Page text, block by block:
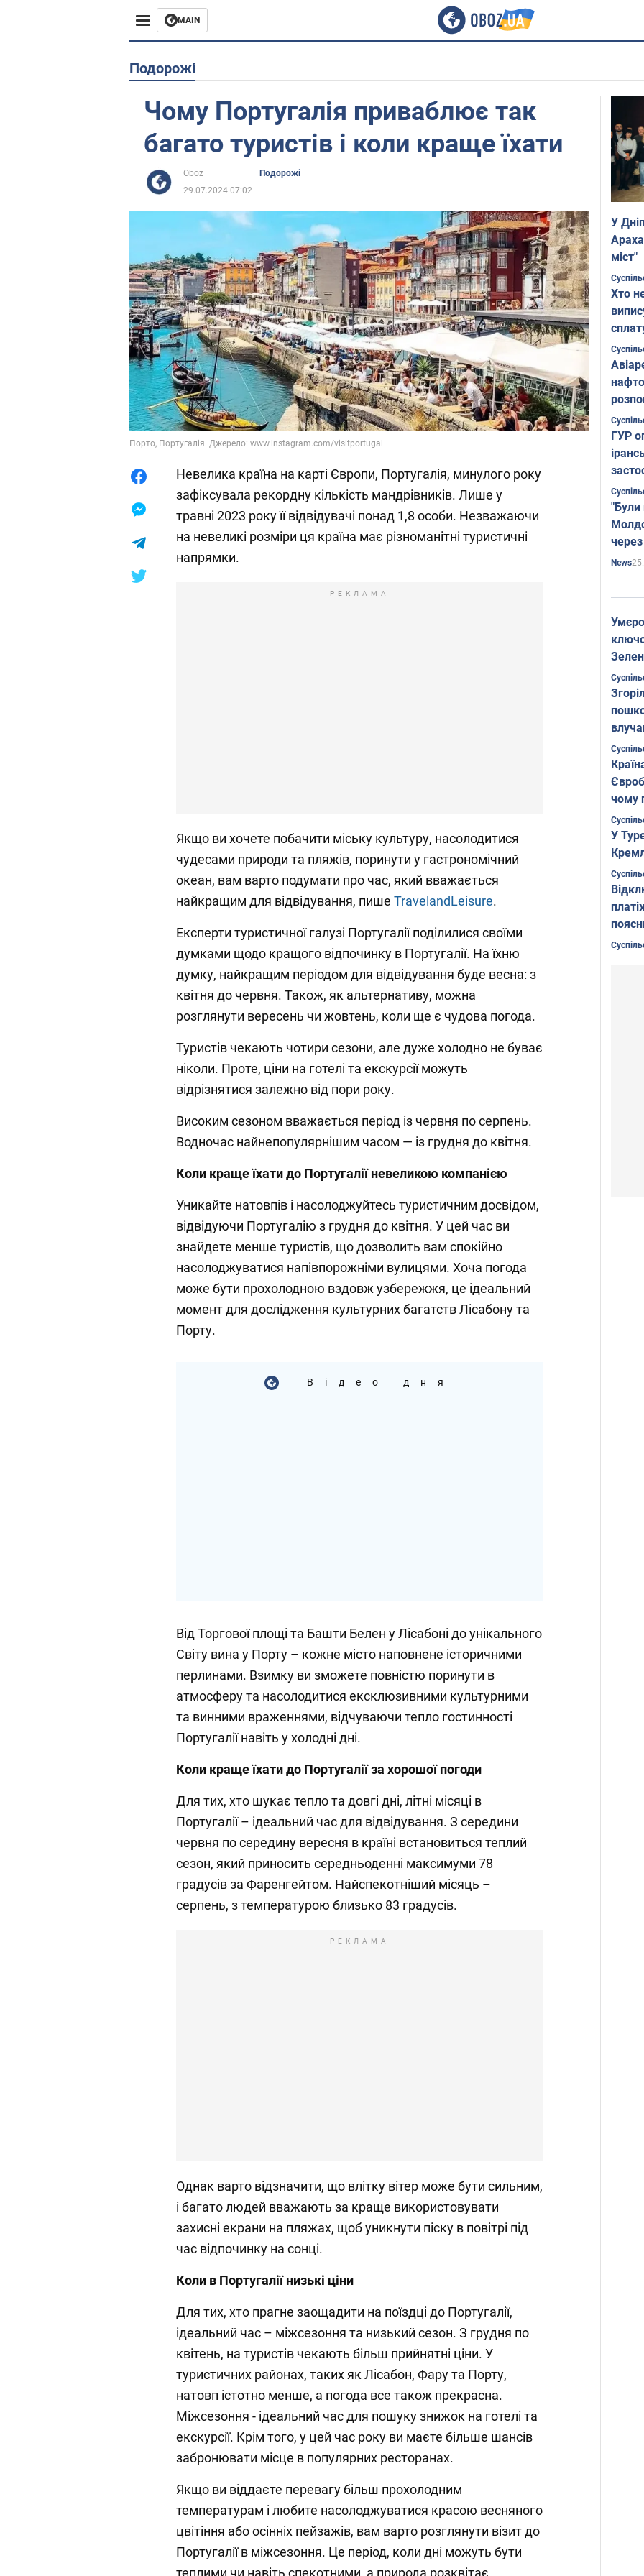
MAIN
Азія
Африка
Подорожі
Чому Португалія приваблює так
багато туристів і коли краще їхати
Oboz
Подорожі
29.07.2024 07:02
Порто, Португалія. Джерело: www.instagram.com/visitportugal
Невелика країна на карті Європи, Португалія, минулого року
зафіксувала рекордну кількість мандрівників. Лише у
травні 2023 року її відвідувачі понад 1,8 особи. Незважаючи
на невеликі розміри ця країна має різноманітні туристичні
напрямки.
РЕКЛАМА
Якщо ви хочете побачити міську культуру, насолодитися
чудесами природи та пляжів, поринути у гастрономічний
океан, вам варто подумати про час, який вважається
найкращим для відвідування, пише TravelandLeisure.
Експерти туристичної галузі Португалії поділилися своїми
думками щодо кращого відпочинку в Португалії. На їхню
думку, найкращим періодом для відвідування буде весна: з
квітня до червня. Також, як альтернативу, можна
розглянути вересень чи жовтень, коли ще є чудова погода.
Туристів чекають чотири сезони, але дуже холодно не буває
ніколи. Проте, ціни на готелі та екскурсії можуть
відрізнятися залежно від пори року.
Високим сезоном вважається період із червня по серпень.
Водночас найнепопулярнішим часом — із грудня до квітня.
Коли краще їхати до Португалії невеликою компанією
Уникайте натовпів і насолоджуйтесь туристичним досвідом,
відвідуючи Португалію з грудня до квітня. У цей час ви
знайдете менше туристів, що дозволить вам спокійно
насолоджуватися напівпорожніми вулицями. Хоча погода
може бути прохолодною вздовж узбережжя, це ідеальний
момент для дослідження культурних багатств Лісабону та
Порту.
Відео дня
Від Торгової площі та Башти Белен у Лісабоні до унікального
Світу вина у Порту – кожне місто наповнене історичними
перлинами. Взимку ви зможете повністю поринути в
атмосферу та насолодитися ексклюзивними культурними
та винними враженнями, відчуваючи тепло гостинності
Португалії навіть у холодні дні.
Коли краще їхати до Португалії за хорошої погоди
Для тих, хто шукає тепло та довгі дні, літні місяці в
Португалії – ідеальний час для відвідування. З середини
червня по середину вересня в країні встановиться теплий
сезон, який приносить середньоденні максимуми 78
градусів за Фаренгейтом. Найспекотніший місяць –
серпень, з температурою близько 83 градусів.
РЕКЛАМА
Однак варто відзначити, що влітку вітер може бути сильним,
і багато людей вважають за краще використовувати
захисні екрани на пляжах, щоб уникнути піску в повітрі під
час відпочинку на сонці.
Коли в Португалії низькі ціни
Для тих, хто прагне заощадити на поїздці до Португалії,
ідеальний час – міжсезоння та низький сезон. З грудня по
квітень, на туристів чекають більш прийнятні ціни. У
туристичних районах, таких як Лісабон, Фару та Порту,
натовп істотно менше, а погода все також прекрасна.
Міжсезоння - ідеальний час для пошуку знижок на готелі та
екскурсії. Крім того, у цей час року ви маєте більше шансів
забронювати місце в популярних ресторанах.
Якщо ви віддаєте перевагу більш прохолодним
температурам і любите насолоджуватися красою весняного
цвітіння або осінніх пейзажів, вам варто розглянути візит до
Португалії в міжсезоння. Це період, коли дні можуть бути
У
міст"
Хто
ГУР
"Були
News
Фото
чому
У